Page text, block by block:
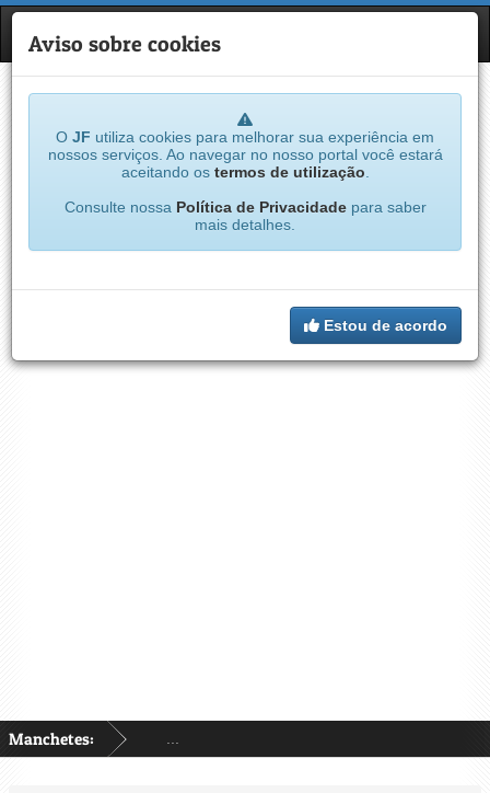
JF
Manchetes:
Aviso sobre cookies
O JF utiliza cookies para melhorar sua experiência em
nossos serviços. Ao navegar no nosso portal você estará
aceitando os termos de utilização
Consulte nossa Política de Privacidadepara saber
mais detalhes.
Estou de acordo